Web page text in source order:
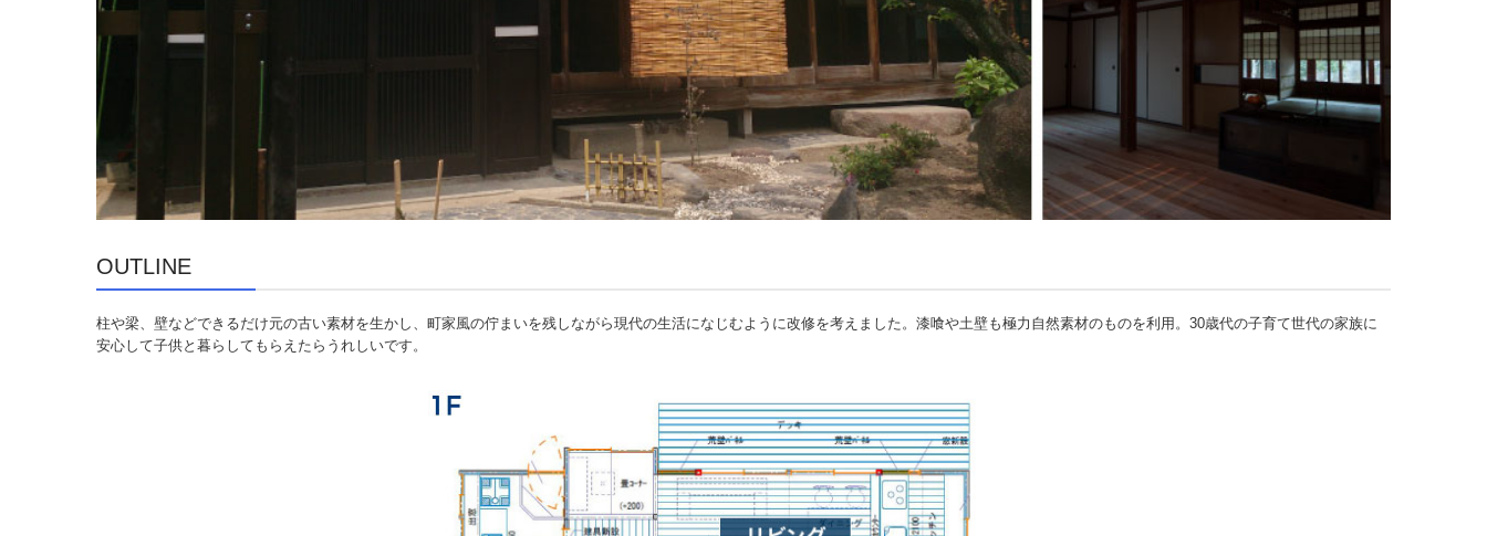
OUTLINE
柱や梁、壁などできるだけ元の古い素材を生かし、町家風の佇まいを残しながら現代の生活になじむように改修を考えました。漆喰や土壁も極力自然素材のものを利用。30歳代の子育て世代の家族に
安心して子供と暮らしてもらえたらうれしいです。